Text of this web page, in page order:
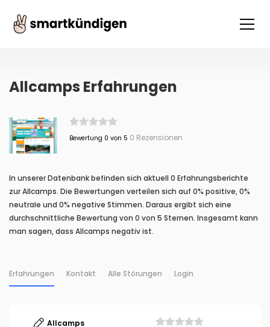
Allcamps Erfahrungen
Bewertung 0 von 5 0 Rezensionen
In unserer Datenbank befinden sich aktuell 0 Erfahrungsberichte
zur Allcamps. Die Bewertungen verteilen sich auf 0% positive, 0%
neutrale und 0% negative Stimmen. Daraus ergibt sich eine
durchschnittliche Bewertung von 0 von 5 Sternen. Insgesamt kann
man sagen, dass Allcamps negativ ist.
Erfahrungen Kontakt Alle Störungen Login
Allcamps